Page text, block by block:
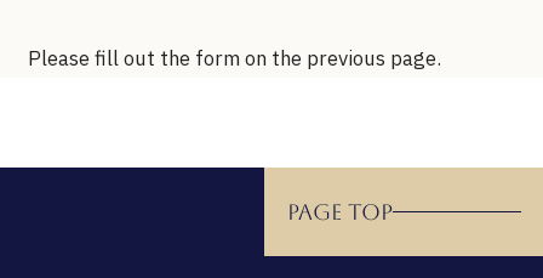
Please fill out the form on the previous page.
PAGE TOP